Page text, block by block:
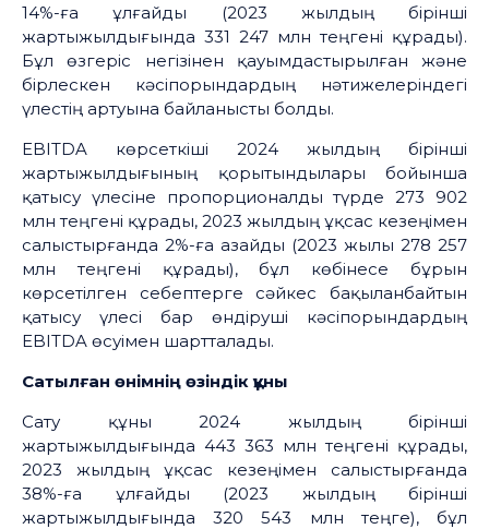
14%-ға ұлғайды (2023 жылдың бірінші
жартыжылдығында 331 247 млн теңгені құрады).
Бұл өзгеріс негізінен қауымдастырылған және
бірлескен кәсіпорындардың нәтижелеріндегі
үлестің артуына байланысты болды.
EBITDA көрсеткіші 2024 жылдың бірінші
жартыжылдығының қорытындылары бойынша
қатысу үлесіне пропорционалды түрде 273 902
млн теңгені құрады, 2023 жылдың ұқсас кезеңімен
салыстырғанда 2%-ға азайды (2023 жылы 278 257
млн теңгені құрады), бұл көбінесе бұрын
көрсетілген себептерге сәйкес бақыланбайтын
қатысу үлесі бар өндіруші кәсіпорындардың
EBITDA өсуімен шартталады.
Сатылған өнімнің өзіндік құны
Сату құны 2024 жылдың бірінші
жартыжылдығында 443 363 млн теңгені құрады,
2023 жылдың ұқсас кезеңімен салыстырғанда
38%-ға ұлғайды (2023 жылдың бірінші
жартыжылдығында 320 543 млн теңге), бұл